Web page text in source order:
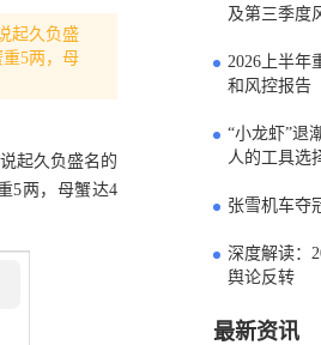
起久负盛
5两，母
起久负盛名的
5两，母蟹达4
及第三季度
2026上半年
和风控报告
“小龙虾”退
人的工具选
张雪机车夺
深度解读：
舆论反转
最新资讯